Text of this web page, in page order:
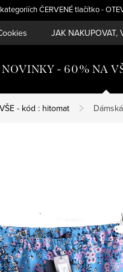
ČERVENÉ tlačítko -
JAK NAKUPOVAT,
NOVINKY - 60% NA
- kód : hitomat